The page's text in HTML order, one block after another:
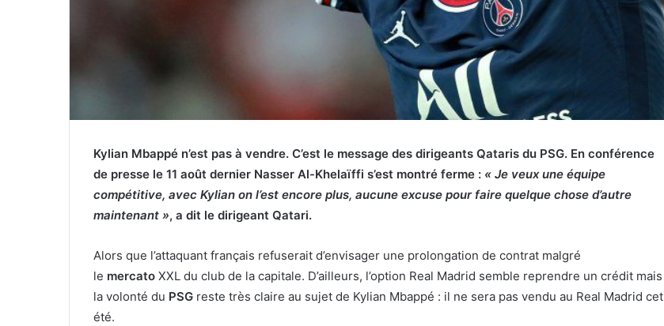
Kylian Mbappé n’est pas à vendre. C’est le message des dirigeants Qataris du PSG. En conférence
de presse le 11 août dernier Nasser Al-Khelaïffi s’est montré ferme : « Je veux une équipe
compétitive, avec Kylian on l’est encore plus, aucune excuse pour faire quelque chose d’autre
maintenant », a dit le dirigeant Qatari.
Alors que l’attaquant français refuserait d’envisager une prolongation de contrat malgré
le mercato XXL du club de la capitale. D’ailleurs, l’option Real Madrid semble reprendre un crédit mais
la volonté du PSG reste très claire au sujet de Kylian Mbappé : il ne sera pas vendu au Real Madrid cet
été.